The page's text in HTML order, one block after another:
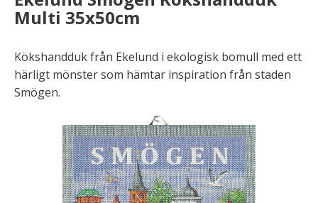
Multi 35x50cm
Kökshandduk från Ekelund i ekologisk bomull med ett
härligt mönster som hämtar inspiration från staden
Smögen.